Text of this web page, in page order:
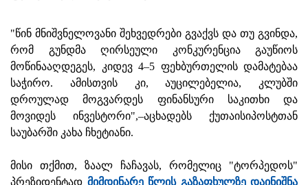
"წინ მნიშვნელოვანი შეხვედრები გვაქვს და თუ გვინდა,
რომ გუნდმა ღირსეული კონკურენცია გაუწიოს
მოწინააღდეგეს, კიდევ 4–5 ფეხბურთელის დამატებაა
საჭირო. ამისთვის კი, აუცილებელია, კლუბში
დროულად მოგვარდეს ფინანსური საკითხი და
მოვიდეს ინვესტორი",–აცხადებს ქუთაისიპოსტთან
საუბარში კახა ჩხეტიანი.
მისი თქმით, ზაალ ჩაჩავას, რომელიც "ტორპედოს"
პრეზიდენტად მიმდინარე წლის გაზაფხულზე დაინიშნა